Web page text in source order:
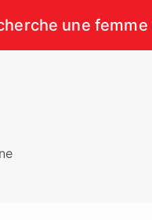
une femme